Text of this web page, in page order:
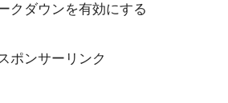
クダウンを有効にする
ポンサーリンク